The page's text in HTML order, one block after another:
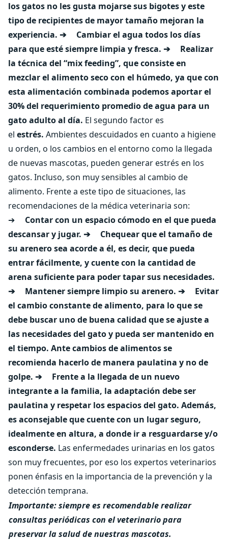
los gatos no les gusta mojarse sus bigotes y este
tipo de recipientes de mayor tamaño mejoran la
experiencia. ➔ Cambiar el agua todos los días
para que esté siempre limpia y fresca. ➔ Realizar
la técnica del “mix feeding”, que consiste en
mezclar el alimento seco con el húmedo, ya que con
esta alimentación combinada podemos aportar el
30% del requerimiento promedio de agua para un
gato adulto al día. El segundo factor es
el estrés. Ambientes descuidados en cuanto a higiene
u orden, o los cambios en el entorno como la llegada
de nuevas mascotas, pueden generar estrés en los
gatos. Incluso, son muy sensibles al cambio de
alimento. Frente a este tipo de situaciones, las
recomendaciones de la médica veterinaria son:
➔ Contar con un espacio cómodo en el que pueda
descansar y jugar. ➔ Chequear que el tamaño de
su arenero sea acorde a él, es decir, que pueda
entrar fácilmente, y cuente con la cantidad de
arena suficiente para poder tapar sus necesidades.
➔ Mantener siempre limpio su arenero. ➔ Evitar
el cambio constante de alimento, para lo que se
debe buscar uno de buena calidad que se ajuste a
las necesidades del gato y pueda ser mantenido en
el tiempo. Ante cambios de alimentos se
recomienda hacerlo de manera paulatina y no de
golpe. ➔ Frente a la llegada de un nuevo
integrante a la familia, la adaptación debe ser
paulatina y respetar los espacios del gato. Además,
es aconsejable que cuente con un lugar seguro,
idealmente en altura, a donde ir a resguardarse y/o
esconderse. Las enfermedades urinarias en los gatos
son muy frecuentes, por eso los expertos veterinarios
ponen énfasis en la importancia de la prevención y la
detección temprana.
Importante: siempre es recomendable realizar
consultas periódicas con el veterinario para
preservar la salud de nuestras mascotas.